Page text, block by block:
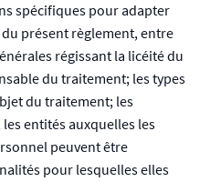
spécifiques pour adapter
présent règlement, entre
régissant la licéité du
du traitement; les types
du traitement; les
entités auxquelles les
peuvent être
pour lesquelles elles